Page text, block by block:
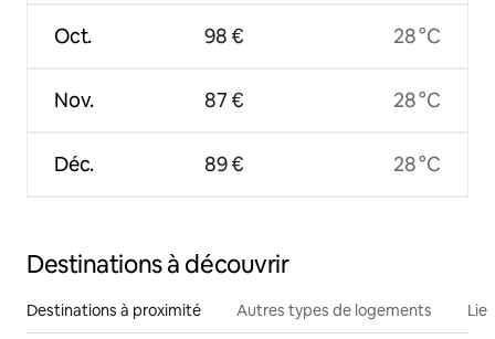
Oct.
Nov.
Déc.
98 €
87 €
89 €
28 °C
28 °C
28 °C
Destinations à découvrir
Destinations à proximité Autres types de logements